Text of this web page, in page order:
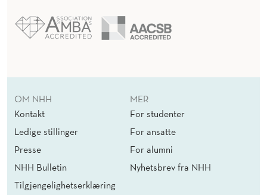
OM NHH
Kontakt
Ledige stillinger
Presse
NHH Bulletin
Tilgjengelighetserklæring
MER
For studenter
For ansatte
For alumni
Nyhetsbrev fra NHH